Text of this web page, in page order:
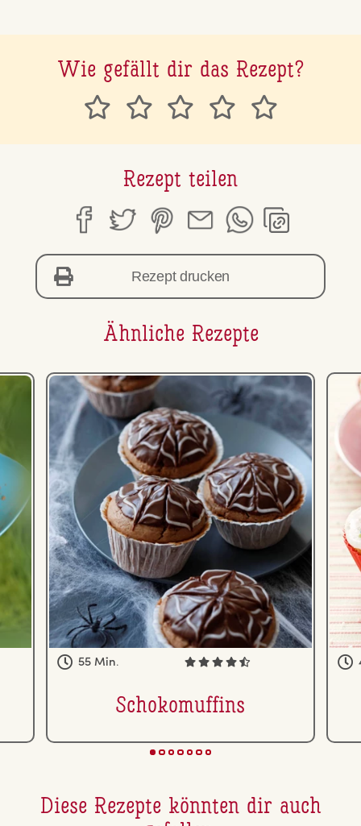
Wie gefällt dir das Rezept?
Rezept teilen
Rezept drucken
Ähnliche Rezepte
55 Min.
Scho­komuf­fins
Diese Rezepte könnten dir auch